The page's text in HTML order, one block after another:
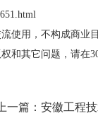
使用，不构成商业
和其它问题，请在
上一篇： 安徽工程